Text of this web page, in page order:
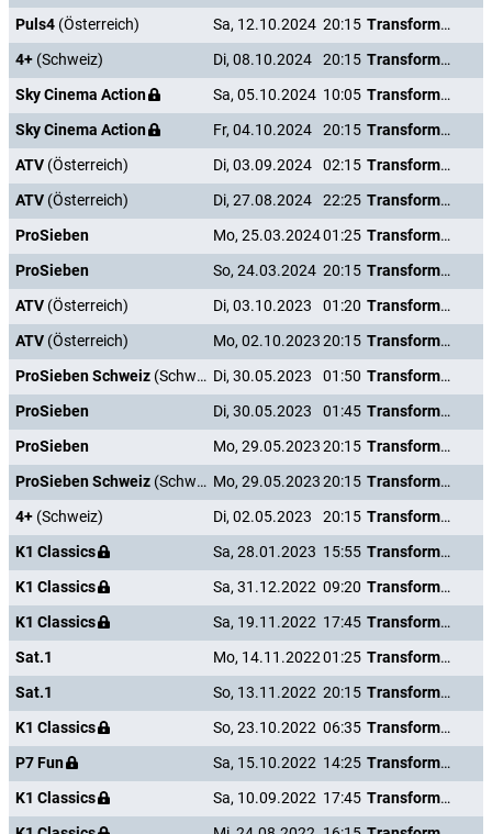
Puls4 (Österreich) Sa, 12.10.2024 20:15
Transformers: The Last Knight
4+ (Schweiz) Di, 08.10.2024 20:15
Transformers: The Last Knight
Sky Cinema Action
Sa, 05.10.2024 10:05
Transformers: The Last Knight
Sky Cinema Action
Fr, 04.10.2024 20:15
Transformers: The Last Knight
ATV (Österreich) Di, 03.09.2024 02:15
Transformers: The Last Knight
ATV (Österreich) Di, 27.08.2024 22:25
Transformers: The Last Knight
ProSieben
Mo, 25.03.202401:25
Transformers: The Last Knight
ProSieben
So, 24.03.2024 20:15
Transformers: The Last Knight
ATV (Österreich) Di, 03.10.2023 01:20
Transformers: The Last Knight
ATV (Österreich) Mo, 02.10.202320:15
Transformers: The Last Knight
ProSieben Schweiz (Schweiz) Di, 30.05.2023 01:50
Transformers: The Last Knight
ProSieben
Di, 30.05.2023 01:45
Transformers: The Last Knight
ProSieben
Mo, 29.05.202320:15
Transformers: The Last Knight
ProSieben Schweiz (Schweiz) Mo, 29.05.202320:15
Transformers: The Last Knight
4+ (Schweiz) Di, 02.05.2023 20:15
Transformers: The Last Knight
K1 Classics
Sa, 28.01.2023 15:55
Transformers: The Last Knight
K1 Classics
Sa, 31.12.2022 09:20
Transformers: The Last Knight
K1 Classics
Sa, 19.11.2022 17:45
Transformers: The Last Knight
Sat.1
Mo, 14.11.202201:25
Transformers: The Last Knight
Sat.1
So, 13.11.2022 20:15
Transformers: The Last Knight
K1 Classics
So, 23.10.2022 06:35
Transformers: The Last Knight
P7 Fun
Sa, 15.10.2022 14:25
Transformers: The Last Knight
K1 Classics
Sa, 10.09.2022 17:45
Transformers: The Last Knight